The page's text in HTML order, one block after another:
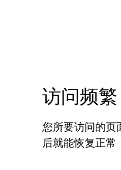
访问频
您所要访问的页
后就能恢复正常